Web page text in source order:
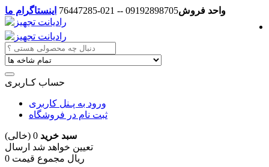
واحد فروش09192898705 -- 021-76447285 اینستاگرام ما
حساب کـاربری
ورود به پـنل کاربری
ثبت نام در فروشگاه
سبد خرید 0 (خالی)
تعیین خواهد شد ارسال
0 ریال مجموع قیمت